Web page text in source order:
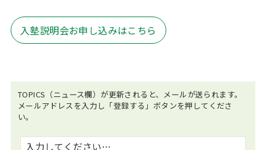
入塾説明会お申し込みはこちら
TOPICS（ニュース欄）が更新されると、メールが送られます。
メールアドレスを入力し「登録する」ボタンを押してくださ
い。